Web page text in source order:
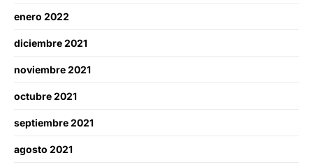
enero 2022
diciembre 2021
noviembre 2021
octubre 2021
septiembre 2021
agosto 2021